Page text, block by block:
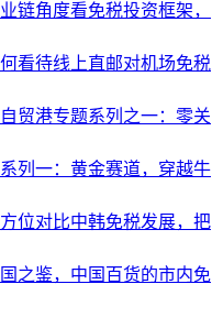
链角度看免税投资框架，
看待线上直邮对机场免税
贸港专题系列之一：零关
列一：黄金赛道，穿越牛
位对比中韩免税发展，把
之鉴，中国百货的市内免